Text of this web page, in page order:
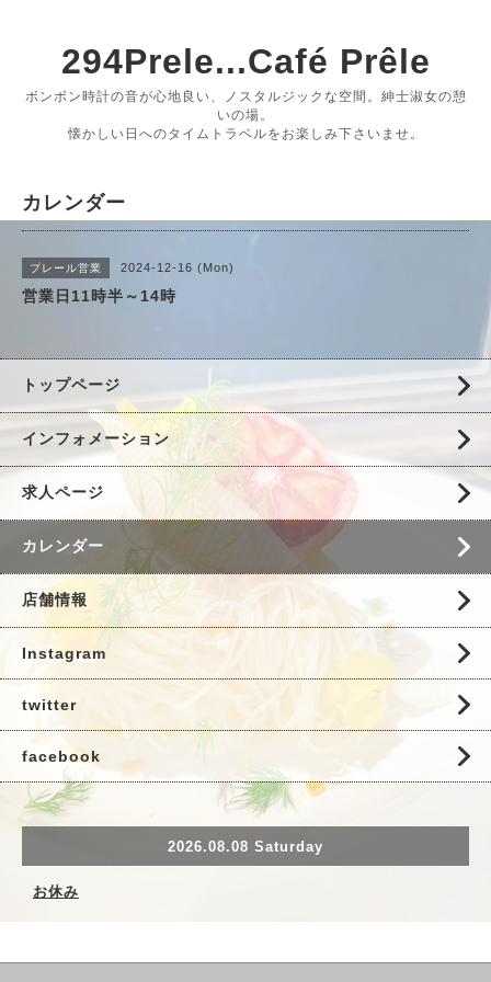
294Prele...Café Prêle
ボンボン時計の音が心地良い、ノスタルジックな空間。紳士淑女の憩
いの場。
懐かしい日へのタイムトラベルをお楽しみ下さいませ。
カレンダー
プレール営業 2024-12-16 (Mon)
営業日11時半～14時
トップページ
インフォメーション
求人ページ
カレンダー
店舗情報
Instagram
twitter
facebook
2026.08.08 Saturday
お休み